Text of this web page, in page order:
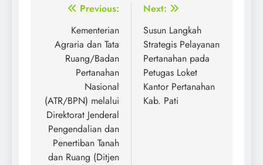
Post
navigation
Previous:
Kementerian
Agraria dan Tata
Ruang/Badan
Pertanahan
Nasional
(ATR/BPN) melalui
Direktorat Jenderal
Pengendalian dan
Penertiban Tanah
dan Ruang (Ditjen
Next:
Susun Langkah
Strategis Pelayanan
Pertanahan pada
Petugas Loket
Kantor Pertanahan
Kab. Pati